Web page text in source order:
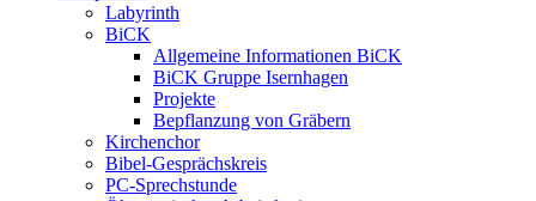
Labyrinth
BiCK
Allgemeine Informationen BiCK
BiCK Gruppe Isernhagen
Projekte
Bepflanzung von Gräbern
Kirchenchor
Bibel-Gesprächskreis
PC-Sprechstunde